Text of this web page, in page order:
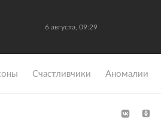
6 августа, 09:29
Счастливчики Аномалии